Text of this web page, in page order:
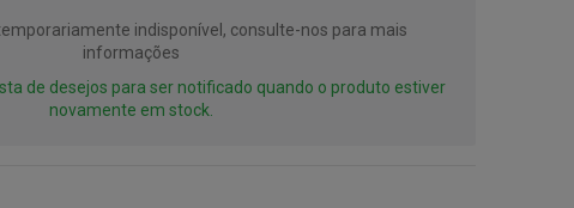
indisponível, consulte-nos para mais
informações
de desejos para ser notificado quando o produto estiver
novamente em stock.